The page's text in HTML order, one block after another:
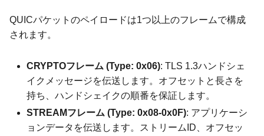
QUICパケットのペイロードは1つ以上のフレームで構成
されます。
CRYPTOフレーム (Type: 0x06): TLS 1.3ハンドシェ
イクメッセージを伝送します。オフセットと長さを
持ち、ハンドシェイクの順番を保証します。
STREAMフレーム (Type: 0x08-0x0F): アプリケーシ
ョンデータを伝送します。ストリームID、オフセッ